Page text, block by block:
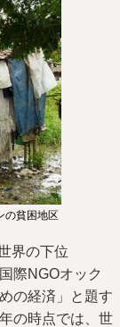
の貧困地区
界の下位
際NGOオック
の経済」と題す
の時点では、世